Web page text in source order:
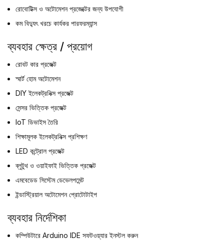
রোবোটিক্স ও অটোমেশন প্রজেক্টের জন্য উপযোগী
কম বিদ্যুৎ খরচে কার্যকর পারফরম্যান্স
ব্যবহার ক্ষেত্র / প্রয়োগ
রোবট কার প্রজেক্ট
স্মার্ট হোম অটোমেশন
DIY ইলেকট্রনিক্স প্রজেক্ট
সেন্সর ভিত্তিক প্রজেক্ট
IoT ডিভাইস তৈরি
শিক্ষামূলক ইলেকট্রনিক্স প্রশিক্ষণ
LED কন্ট্রোল প্রজেক্ট
ব্লুটুথ ও ওয়াইফাই ভিত্তিক প্রজেক্ট
এমবেডেড সিস্টেম ডেভেলপমেন্ট
ইন্ডাস্ট্রিয়াল অটোমেশন প্রোটোটাইপ
ব্যবহার নির্দেশিকা
কম্পিউটারে Arduino IDE সফটওয়্যার ইনস্টল করুন